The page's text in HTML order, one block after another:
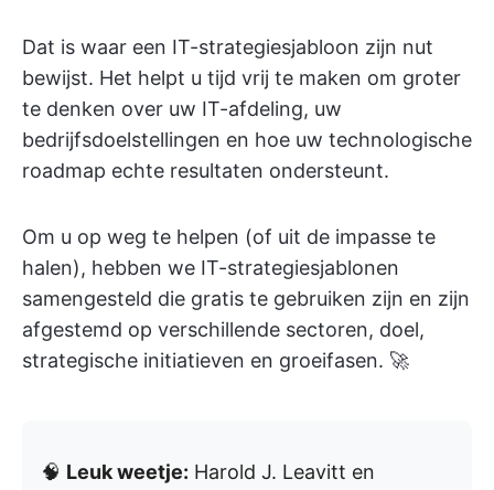
Dat is waar een IT-strategiesjabloon zijn nut
bewijst. Het helpt u tijd vrij te maken om groter
te denken over uw IT-afdeling, uw
bedrijfsdoelstellingen en hoe uw technologische
roadmap echte resultaten ondersteunt.
Om u op weg te helpen (of uit de impasse te
halen), hebben we IT-strategiesjablonen
samengesteld die gratis te gebruiken zijn en zijn
afgestemd op verschillende sectoren, doel,
strategische initiatieven en groeifasen. 🚀
🧠 Leuk weetje: Harold J. Leavitt en